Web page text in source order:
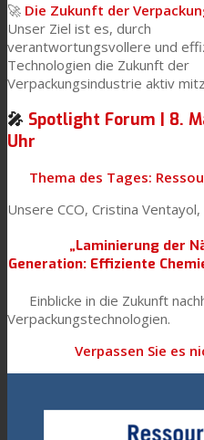
🚀 Die Zukunft der
Unser Ziel ist es, durch
verantwortungsvollere und
Technologien die Zukunft der
Verpackungsindustrie aktiv
🎤 Spotlight Forum | 8.
Uhr
Thema des Tages:
Unsere CCO, Cristina
„Laminierung der
Generation: Effiziente
Einblicke in die Zukunft
Verpackungstechnologien.
Verpassen Sie es